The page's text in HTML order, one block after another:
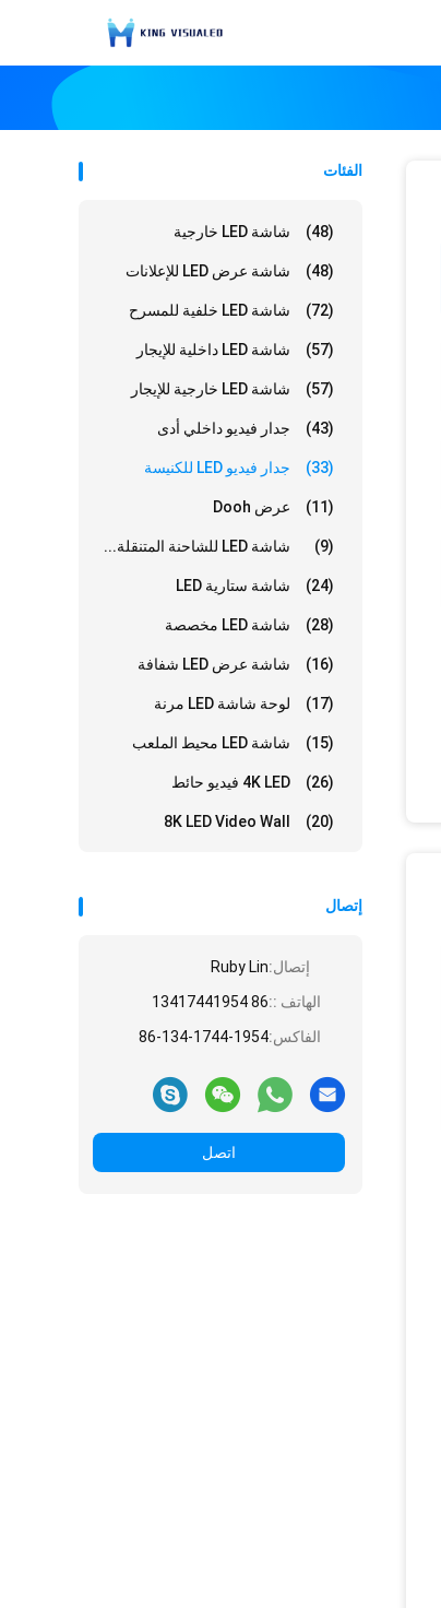
الفئات
شاشة LED خارجية (48)
شاشة عرض LED للإعلانات (48)
شاشة LED خلفية للمسرح (72)
شاشة LED داخلية للإيجار (57)
شاشة LED خارجية للإيجار (57)
جدار فيديو داخلي أدى (43)
جدار فيديو LED للكنيسة (33)
عرض Dooh (11)
شاشة LED للشاحنة المتنقلة... (9)
شاشة ستارية LED (24)
شاشة LED مخصصة (28)
شاشة عرض LED شفافة (16)
لوحة شاشة LED مرنة (17)
شاشة LED محيط الملعب (15)
4K LED فيديو حائط (26)
8K LED Video Wall (20)
إتصال
إتصال:Ruby Lin
الهاتف ::86 13417441954
الفاكس:86-134-1744-1954
اتصل